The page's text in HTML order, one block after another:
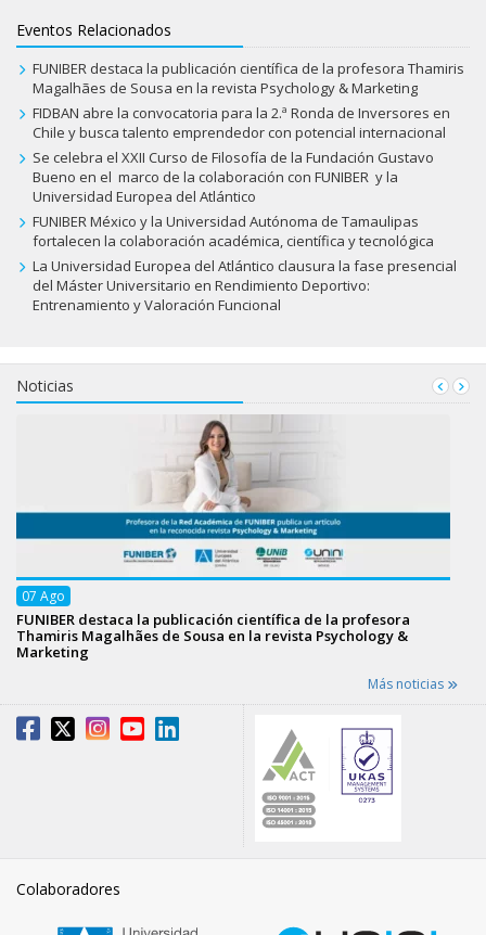
Eventos Relacionados
FUNIBER destaca la publicación científica de la profesora Thamiris
Magalhães de Sousa en la revista Psychology & Marketing
FIDBAN abre la convocatoria para la 2.ª Ronda de Inversores en
Chile y busca talento emprendedor con potencial internacional
Se celebra el XXII Curso de Filosofía de la Fundación Gustavo
Bueno en el marco de la colaboración con FUNIBER y la
Universidad Europea del Atlántico
FUNIBER México y la Universidad Autónoma de Tamaulipas
fortalecen la colaboración académica, científica y tecnológica
La Universidad Europea del Atlántico clausura la fase presencial
del Máster Universitario en Rendimiento Deportivo:
Entrenamiento y Valoración Funcional
Noticias
07 Ago
FUNIBER destaca la publicación científica de la profesora
Thamiris Magalhães de Sousa en la revista Psychology &
Marketing
Más noticias
Colaboradores